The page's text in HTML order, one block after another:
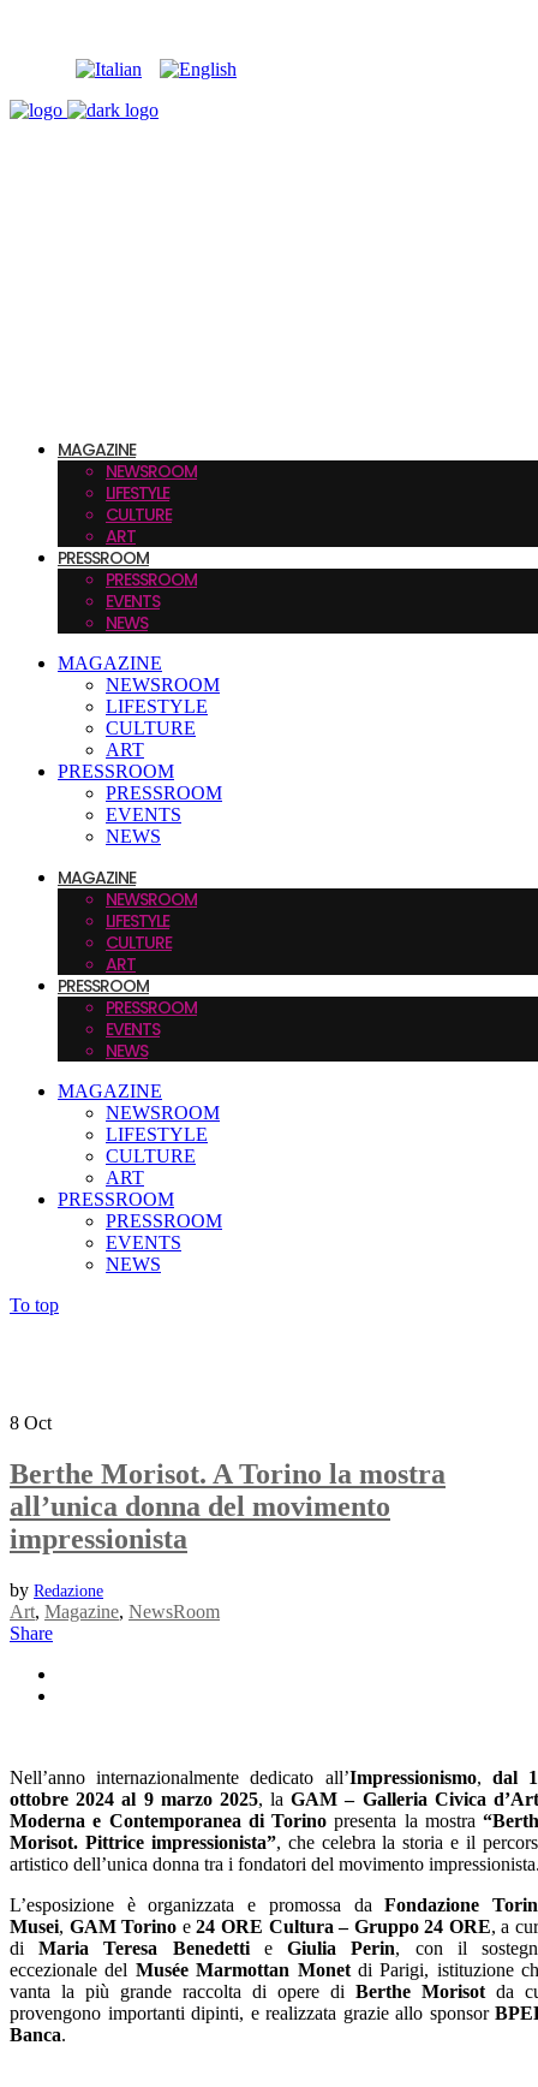
MAGAZINE
NEWSROOM
LIFESTYLE
CULTURE
ART
PRESSROOM
PRESSROOM
EVENTS
NEWS
MAGAZINE
NEWSROOM
LIFESTYLE
CULTURE
ART
PRESSROOM
PRESSROOM
EVENTS
NEWS
MAGAZINE
NEWSROOM
LIFESTYLE
CULTURE
ART
PRESSROOM
PRESSROOM
EVENTS
NEWS
MAGAZINE
NEWSROOM
LIFESTYLE
CULTURE
ART
PRESSROOM
PRESSROOM
EVENTS
NEWS
To top
8 Oct
Berthe Morisot. A Torino la mostra
all’unica donna del movimento
impressionista
by Redazione
Art, Magazine, NewsRoom
Share
Nell’anno internazionalmente dedicato all’Impressionismo, dal
ottobre 2024 al 9 marzo 2025, laGAM – Galleria Civica
Moderna e Contemporanea di Torinopresenta la mostra
Morisot. Pittrice impressionista”, che celebra la storia e il
artistico dell’unica donna tra i fondatori del movimento
L’esposizione è organizzata e promossa daFondazione
Musei, GAM Torino e24 ORE Cultura – Gruppo 24 ORE, a
diMaria Teresa Benedetti eGiulia Perin, con il
eccezionale del Musée Marmottan Monetdi Parigi, istituzione
vanta la più grande raccolta di opere di Berthe Morisot da
provengono importanti dipinti, e realizzata grazie allo sponsor
Banca.